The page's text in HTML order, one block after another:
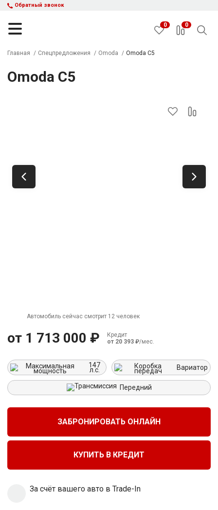
Обратный звонок
Подбор авто
Спецпредложения
0 0
Главная Спецпредложения Omoda Omoda C5
Omoda C5
Автомобиль сейчас смотрит 12 человек
147
л.с. Вариатор
Передний
от 1 713 000 ₽
Кредит
от 20 393 ₽/мес.
ЗАБРОНИРОВАТЬ ОНЛАЙН
КУПИТЬ В КРЕДИТ
За cчёт вашего авто в Trade-In